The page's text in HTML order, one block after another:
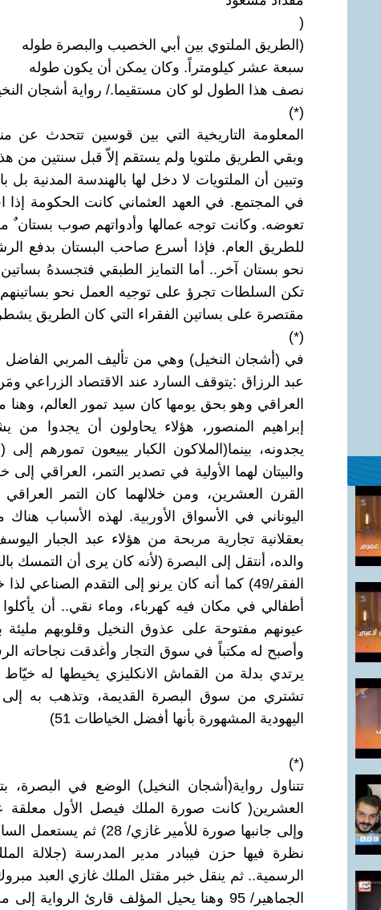
(
(الطريق الملتوي بين أبي الخصيب والبصرة طوله
سبعة عشر كيلومتراً. وكان يمكن أن يكون طوله
نصف هذا الطول لو كان مستقيما./ رواية أشجان النخيل/
(*)
المعلومة التاريخية التي بين قوسين تتحدث عن
وبقي الطريق ملتويا ولم يستقم إلاّ قبل سنتين من
وتبين أن الملتويات لا دخل لها بالهندسة المدنية بل
في المجتمع. في العهد العثماني كانت الحكومة
تعوضه. وكانت توجه عمالها وأدواتهم صوب بستان
للطريق العام. فإذا أسرع صاحب البستان بدفع
نحو بستان آخر.. أما التمايز الطبقي فتجسدهُ
تكن السلطات تجرؤ على توجيه العمل نحو
مقتصرة على بساتين الفقراء التي كان الطريق
(*)
في (أشجان النخيل) وهي من تأليف المربي الفاضل
عبد الرزاق :يتوقف السارد عند الاقتصاد الزراعي
العراقي وهو بحق يومها كان سيد تمور العالم، وهنا
إبراهيم المنصور، هؤلاء يحاولون أن يجدوا من
والبيتان لهما الأولية في تصدير التمر، العراقي
القرن العشرين، ومن خلالهما كان التمر العراقي
اليوناني في الأسواق الأوربية. لهذه الأسباب
بعقلانية تجارية مربحة من هؤلاء عبد الجبار
والده، أنتقل إلى البصرة (لأنه كان يرى أن التمسك
الفقر/49) كما أنه كان يرنو إلى التقدم
أطفالي في مكان فيه كهرباء، وماء نقي.. أن يأكلوا
وأصبح له مكتباً في سوق التجار وأغدقت نجاحاته
يرتدي بدلة من القماش الانكليزي يخيطها له
تشتري من سوق البصرة القديمة، وتذهب به إلى
اليهودية المشهورة بأنها أفضل الخياطات 51)
(*)
تتناول رواية(أشجان النخيل) الوضع في البصرة،
العشرين( كانت صورة الملك فيصل الأول معلقة
وإلى جانبها صورة للأمير
نظرة فيها حزن فيبادر مدير المدرسة (جلالة
الرسمية.. ثم ينقل خبر مقتل الملك غازي العبد
الجماهير/ 95 وهنا يحيل المؤلف قارئ